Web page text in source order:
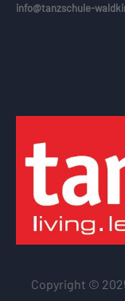
info@tanzschule-
Copyright ©